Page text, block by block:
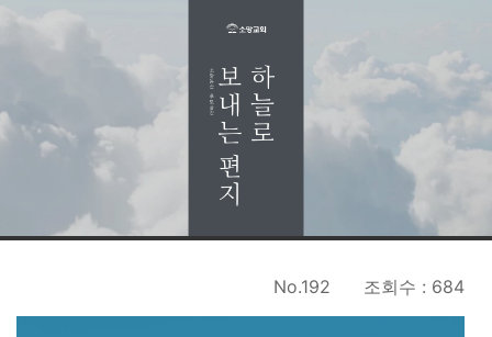
No.192 조회수 : 684